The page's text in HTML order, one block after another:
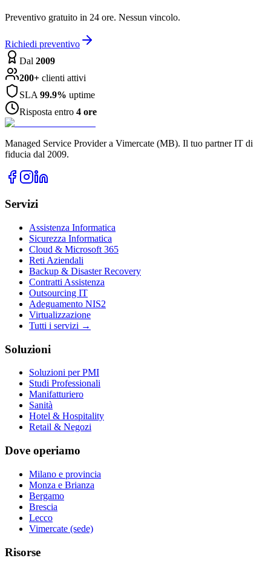
Preventivo gratuito in 24 ore. Nessun vincolo.
Richiedi preventivo
Dal 2009
200+ clienti attivi
SLA 99.9% uptime
Risposta entro 4 ore
Managed Service Provider a Vimercate (MB). Il tuo partner IT di
fiducia dal 2009.
Servizi
Assistenza Informatica
Sicurezza Informatica
Cloud & Microsoft 365
Reti Aziendali
Backup & Disaster Recovery
Contratti Assistenza
Outsourcing IT
Adeguamento NIS2
Virtualizzazione
Tutti i servizi →
Soluzioni
Soluzioni per PMI
Studi Professionali
Manifatturiero
Sanità
Hotel & Hospitality
Retail & Negozi
Dove operiamo
Milano e provincia
Monza e Brianza
Bergamo
Brescia
Lecco
Vimercate (sede)
Risorse